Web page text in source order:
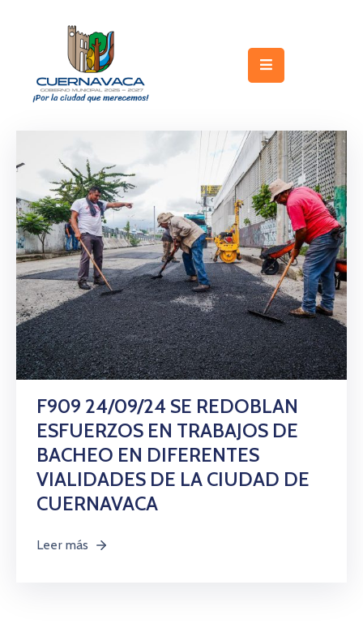
Gobierno
Trámites
y
Servicios
Licitaciones
Transparencia
Directorio
Citas
F909 24/09/24 SE REDOBLAN
ESFUERZOS EN TRABAJOS DE
BACHEO EN DIFERENTES
VIALIDADES DE LA CIUDAD DE
CUERNAVACA
Leer más